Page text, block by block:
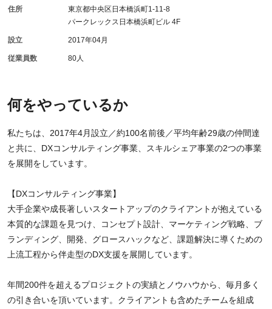
何をやっているか
私たちは、2017年4月設立／約100名前後／平均年齢29歳の仲間達
と共に、DXコンサルティング事業、スキルシェア事業の2つの事業
を展開をしています。
【DXコンサルティング事業】
大手企業や成長著しいスタートアップのクライアントが抱えている
本質的な課題を見つけ、コンセプト設計、マーケティング戦略、ブ
ランディング、開発、グロースハックなど、課題解決に導くための
上流工程から伴走型のDX支援を展開しています。
年間200件を超えるプロジェクトの実績とノウハウから、毎月多く
の引き合いを頂いています。クライアントも含めたチームを組成
住所
東京都中央区日本橋浜町1-11-8
パークレックス日本橋浜町ビル 4F
設立 2017年04月
従業員数 80人